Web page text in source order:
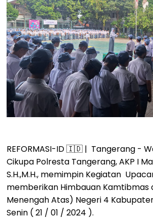
REFORMASI-ID 🇮🇩 | Tangerang -
Cikupa Polresta Tangerang, AKP I
S.H.,M.H., memimpin Kegiatan
memberikan Himbauan Kamtibmas
Menengah Atas) Negeri 4
Senin ( 21 / 01 / 2024 ).